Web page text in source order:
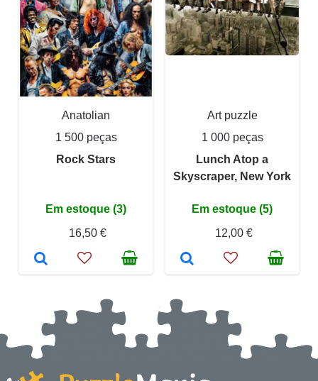
Anatolian
1 500 peças
Rock Stars
Em estoque (3)
16,50 €
Art puzzle
1 000 peças
Lunch Atop a
Skyscraper, New York
Em estoque (5)
12,00 €